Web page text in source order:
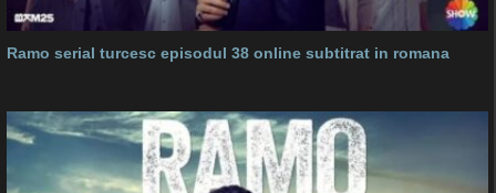
Ramo serial turcesc episodul 38 online subtitrat in romana